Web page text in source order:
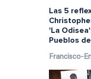
Las 5
'La
Pueblos
Francisco-